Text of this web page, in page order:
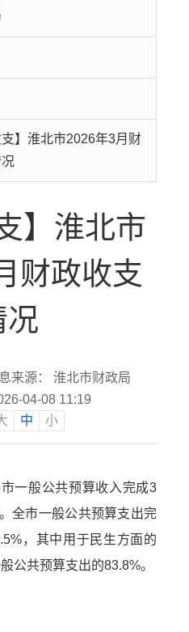
支】淮北市2026年3月财
】淮北市
财政收支
况
来源： 淮北市财政局
04-08 11:19
中 小
一般公共预算收入完成3
全市一般公共预算支出完
，其中用于民生方面的
公共预算支出的83.8%。